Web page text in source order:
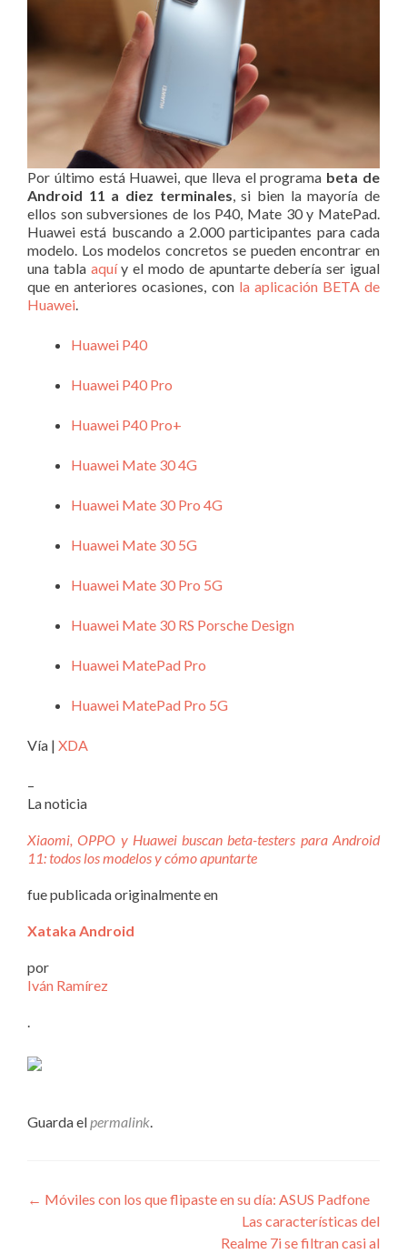
Por último está Huawei, que lleva el programa beta de
Android 11 a diez terminales , si bien la mayoría de
ellos son subversiones de los P40, Mate 30 y MatePad.
Huawei está buscando a 2.000 participantes para cada
modelo. Los modelos concretos se pueden encontrar en
una tabla aquíy el modo de apuntarte debería ser igual
que en anteriores ocasiones, con la aplicación BETA de
Huawei
Huawei P40
Huawei P40 Pro
Huawei P40 Pro+
Huawei Mate 30 4G
Huawei Mate 30 Pro 4G
Huawei Mate 30 5G
Huawei Mate 30 Pro 5G
Huawei Mate 30 RS Porsche Design
Huawei MatePad Pro
Huawei MatePad Pro 5G
Vía | XDA
–
La noticia
Xiaomi, OPPO y Huawei buscan beta-testers para Android
11: todos los modelos y cómo apuntarte
fue publicada originalmente en
Xataka Android
por
Iván Ramírez
Guarda el permalink
Navegación
← Móviles con los que flipaste en su día: ASUS Padfone
Las características del
Realme 7i se filtran casi al